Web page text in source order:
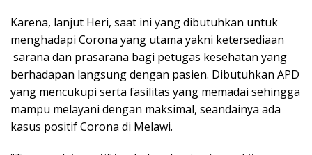
Karena, lanjut Heri, saat ini yang dibutuhkan untuk
menghadapi Corona yang utama yakni ketersediaan
sarana dan prasarana bagi petugas kesehatan yang
berhadapan langsung dengan pasien. Dibutuhkan APD
yang mencukupi serta fasilitas yang memadai sehingga
mampu melayani dengan maksimal, seandainya ada
kasus positif Corona di Melawi.